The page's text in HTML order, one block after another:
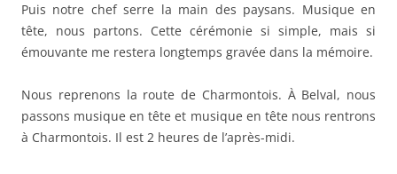
Puis notre chef serre la main des paysans. Musique en
tête, nous partons. Cette cérémonie si simple, mais si
émouvante me restera longtemps gravée dans la mémoire.
Nous reprenons la route de Charmontois. À Belval, nous
passons musique en tête et musique en tête nous rentrons
à Charmontois. Il est 2 heures de l’après-midi.